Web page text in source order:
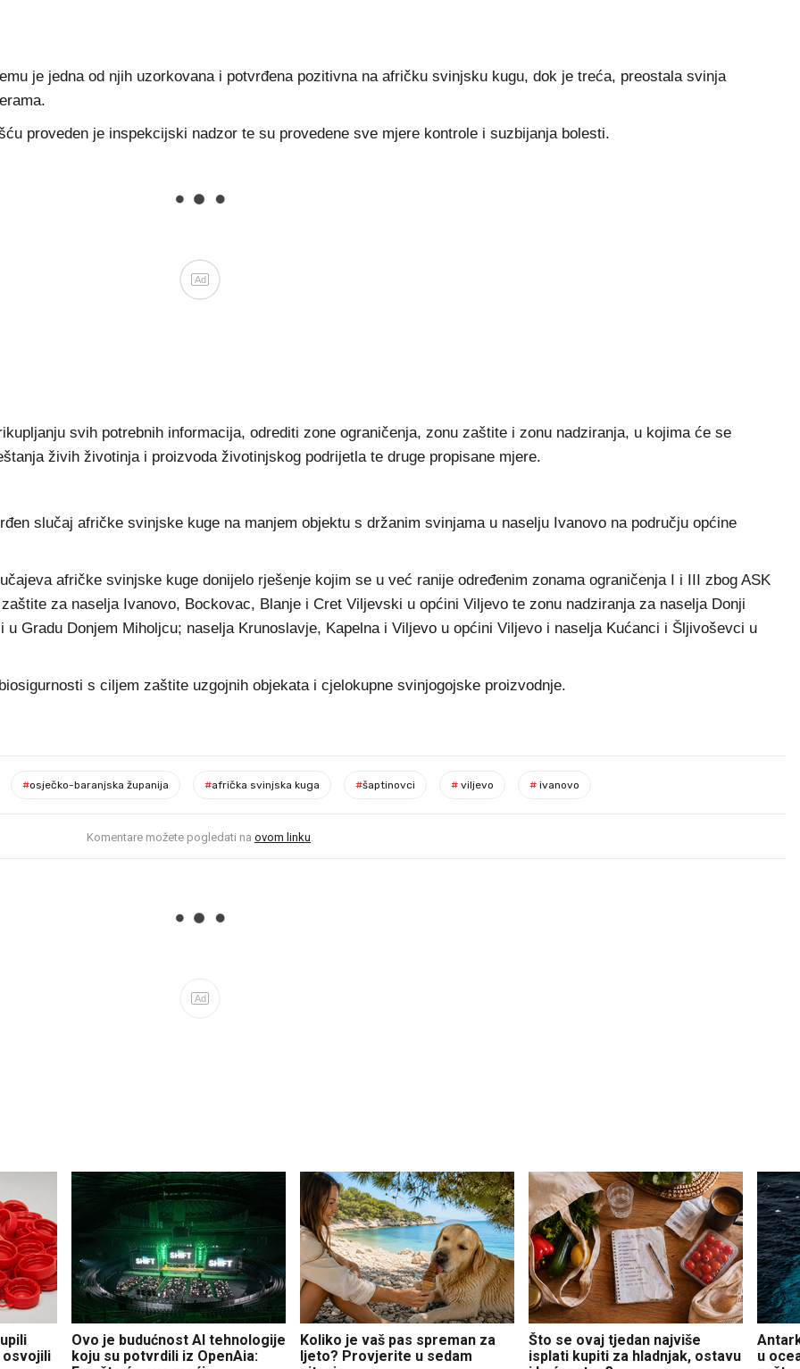
je jedna od njih uzorkovana i potvrđena pozitivna na afričku svinjsku kugu, dok je treća, preostala svinja
proveden je inspekcijski nadzor te su provedene sve mjere kontrole i suzbijanja bolesti.
Ad
svih potrebnih informacija, odrediti zone ograničenja, zonu zaštite i zonu nadziranja, u kojima će se
živih životinja i proizvoda životinjskog podrijetla te druge propisane mjere.
slučaj afričke svinjske kuge na manjem objektu s držanim svinjama u naselju Ivanovo na području općine
afričke svinjske kuge donijelo rješenje kojim se u već ranije određenim zonama ograničenja I i III zbog ASK
za naselja Ivanovo, Bockovac, Blanje i Cret Viljevski u općini Viljevo te zonu nadziranja za naselja Donji
Gradu Donjem Miholjcu; naselja Krunoslavje, Kapelna i Viljevo u općini Viljevo i naselja Kućanci i Šljivoševci u
s ciljem zaštite uzgojnih objekata i cjelokupne svinjogojske proizvodnje.
#osječko-baranjska županija #afrička svinjska kuga #šaptinovci # viljevo # ivanovo
Komentare možete pogledati na ovom linku.
Ad
osvojili
Ovo je budućnost AI tehnologije
koju su potvrdili iz OpenAia:
Koliko je vaš pas spreman za
ljeto? Provjerite u sedam
Što se ovaj tjedan najviše
isplati kupiti za hladnjak, ostavu
u